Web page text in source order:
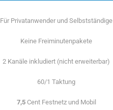
Für Privatanwender und Selbstständige
Keine Freiminutenpakete
2 Kanäle inkludiert (nicht erweiterbar)
60/1 Taktung
7,5Cent Festnetz und Mobil